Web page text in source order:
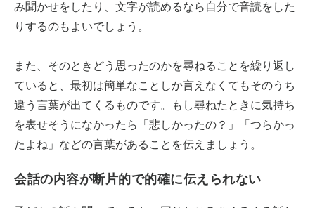
み聞かせをしたり、文字が読めるなら自分で音読をした
りするのもよいでしょう。
また、そのときどう思ったのかを尋ねることを繰り返し
ていると、最初は簡単なことしか言えなくてもそのうち
違う言葉が出てくるものです。もし尋ねたときに気持ち
を表せそうになかったら「悲しかったの？」「つらかっ
たよね」などの言葉があることを伝えましょう。
会話の内容が断片的で的確に伝えられない